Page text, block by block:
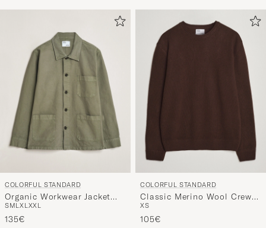
COLORFUL STANDARD
Organic Workwear Jacket
Dusty Olive
SMLXLXXL
135€
COLORFUL STANDARD
Classic Merino Wool Crew
Neck Coffee Brown
XS
105€